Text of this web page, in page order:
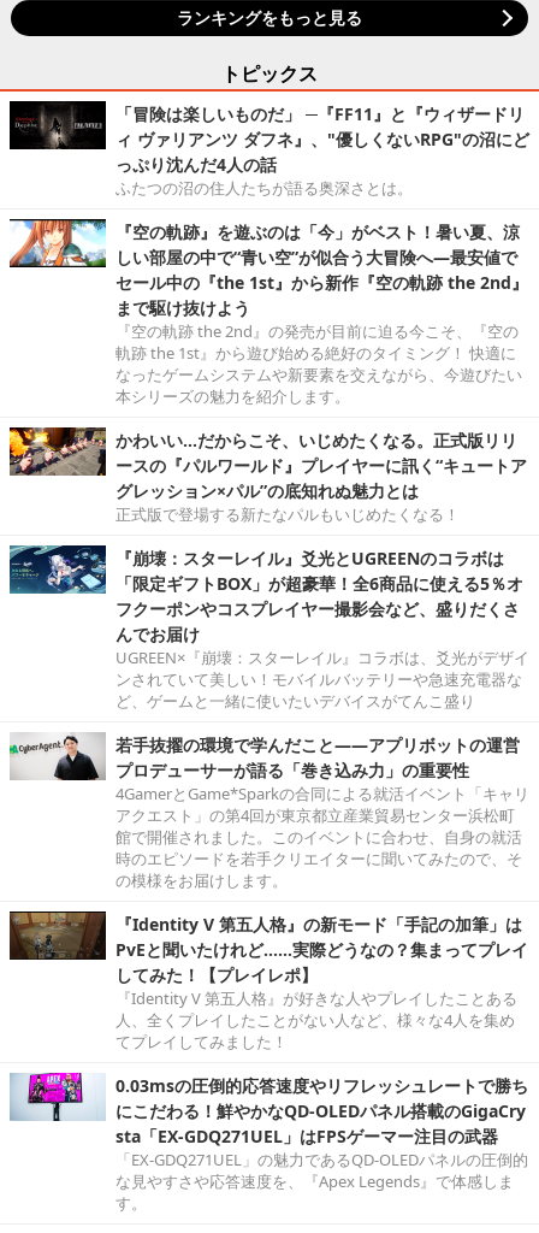
ランキングをもっと見る
トピックス
「冒険は楽しいものだ」 ─『FF11』と『ウィザードリ
ィ ヴァリアンツ ダフネ』、"優しくないRPG"の沼にど
っぷり沈んだ4人の話
ふたつの沼の住人たちが語る奥深さとは。
『空の軌跡』を遊ぶのは「今」がベスト！暑い夏、涼
しい部屋の中で“青い空”が似合う大冒険へ―最安値で
セール中の『the 1st』から新作『空の軌跡 the 2nd』
まで駆け抜けよう
『空の軌跡 the 2nd』の発売が目前に迫る今こそ、『空の
軌跡 the 1st』から遊び始める絶好のタイミング！ 快適に
なったゲームシステムや新要素を交えながら、今遊びたい
本シリーズの魅力を紹介します。
かわいい…だからこそ、いじめたくなる。正式版リリ
ースの『パルワールド』プレイヤーに訊く“キュートア
グレッション×パル”の底知れぬ魅力とは
正式版で登場する新たなパルもいじめたくなる！
『崩壊：スターレイル』爻光とUGREENのコラボは
「限定ギフトBOX」が超豪華！全6商品に使える5％オ
フクーポンやコスプレイヤー撮影会など、盛りだくさ
んでお届け
UGREEN×『崩壊：スターレイル』コラボは、爻光がデザイ
ンされていて美しい！モバイルバッテリーや急速充電器な
ど、ゲームと一緒に使いたいデバイスがてんこ盛り
若手抜擢の環境で学んだこと――アプリボットの運営
プロデューサーが語る「巻き込み力」の重要性
4GamerとGame*Sparkの合同による就活イベント「キャリ
アクエスト」の第4回が東京都立産業貿易センター浜松町
館で開催されました。このイベントに合わせ、自身の就活
時のエピソードを若手クリエイターに聞いてみたので、そ
の模様をお届けします。
『Identity V 第五人格』の新モード「手記の加筆」は
PvEと聞いたけれど……実際どうなの？集まってプレイ
してみた！【プレイレポ】
『Identity V 第五人格』が好きな人やプレイしたことある
人、全くプレイしたことがない人など、様々な4人を集め
てプレイしてみました！
0.03msの圧倒的応答速度やリフレッシュレートで勝ち
にこだわる！鮮やかなQD-OLEDパネル搭載のGigaCry
sta「EX-GDQ271UEL」はFPSゲーマー注目の武器
「EX-GDQ271UEL」の魅力であるQD-OLEDパネルの圧倒的
な見やすさや応答速度を、『Apex Legends』で体感しま
す。